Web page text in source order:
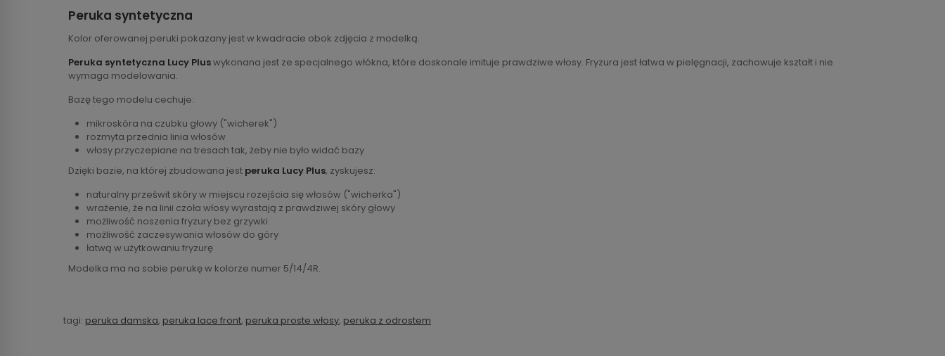
Peruka syntetyczna
Kolor oferowanej peruki pokazany jest w kwadracie obok zdjęcia z modelką.
Peruka syntetyczna Lucy Pluswykonana jest ze specjalnego włókna, które doskonale imituje prawdziwe włosy. Fryzura jest łatwa w pielęgnacji, zachowuje kształt i nie
wymaga modelowania.
Bazę tego modelu cechuje:
mikroskóra na czubku głowy ("wicherek")
rozmyta przednia linia włosów
włosy przyczepiane na tresach tak, żeby nie było widać bazy
Dzięki bazie, na której zbudowana jest peruka Lucy Plus, zyskujesz:
naturalny prześwit skóry w miejscu rozejścia się włosów ("wicherka")
wrażenie, że na linii czoła włosy wyrastają z prawdziwej skóry głowy
możliwość noszenia fryzury bez grzywki
możliwość zaczesywania włosów do góry
łatwą w użytkowaniu fryzurę
Modelka ma na sobie perukę w kolorze numer 5/14/4R.
tagi: peruka damska, peruka lace front, peruka proste włosy, peruka z odrostem